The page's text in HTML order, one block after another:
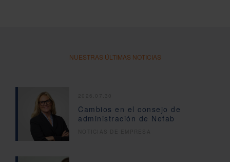
NUESTRAS ÚLTIMAS NOTICIAS
Cambios en el consejo de
administración de Nefab